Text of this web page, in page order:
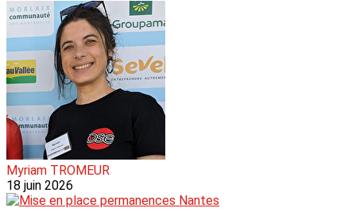
Myriam TROMEUR
18 juin 2026